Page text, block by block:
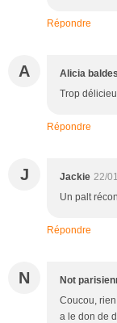
Répondre
A Alicia
Trop
Répondre
J Jackie 22/
Un palt
Répondre
N Not
Coucou,
a le don de